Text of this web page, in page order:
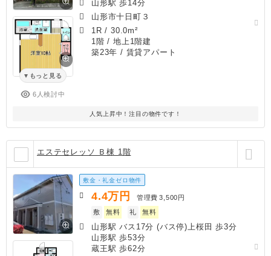
もっと見る
6人検討中
山形駅 歩14分
山形市十日町３
1R /30.0m²
1階 / 地上1階建
築23年 / 賃貸アパート
人気上昇中！注目の物件です！
エステセレッソ Ｂ棟 1階
敷金・礼金ゼロ物件
4.4万円 管理費 3,500円
敷
無料 礼 無料
山形駅 バス17分 (バス停)上桜田 歩3分
山形駅 歩53分
蔵王駅 歩62分